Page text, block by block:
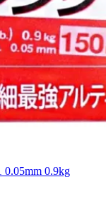
0.9kg